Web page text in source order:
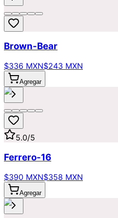
Brown-Bear
$336 MXN$243 MXN
Agregar
5.0/5
Ferrero-16
$390 MXN$358 MXN
Agregar